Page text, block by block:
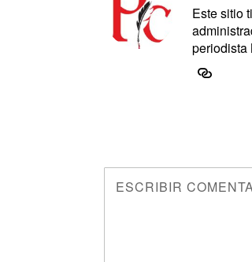
Este sitio
periodista